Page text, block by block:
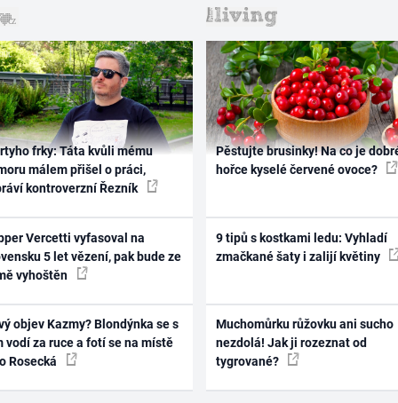
frky: Táta kvůli mému
málem přišel o práci,
kontroverzní Řezník
Vercetti vyfasoval na
5 let vězení, pak bude ze
vyhoštěn
objev Kazmy? Blondýnka se s
vodí za ruce a fotí se na místě
Rosecká
Pěstujte brusinky! Na co je
hořce kyselé červené ovoce?
9 tipů s kostkami ledu: Vyhladí
zmačkané šaty i zalijí květiny
Muchomůrku růžovku ani sucho
nezdolá! Jak ji rozeznat od
tygrované?